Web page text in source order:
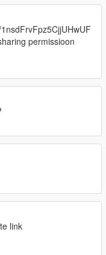
permissioon
link